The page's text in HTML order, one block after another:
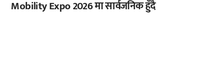
Mobility Expo 2026 मा सार्वजनिक हुँदै